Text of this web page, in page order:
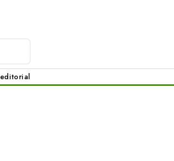
editorial